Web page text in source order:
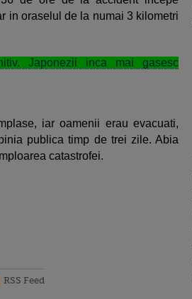
in oraselul de la numai 3 kilometri
Japonezii inca mai gasesc
iar oamenii erau evacuati,
publica timp de trei zile. Abia
catastrofei.
RSS Feed